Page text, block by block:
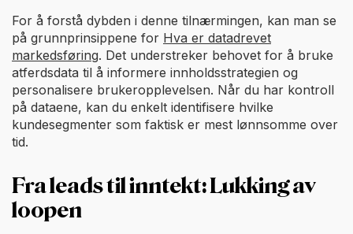
For å forstå dybden i denne tilnærmingen, kan man se
på grunnprinsippene for Hva er datadrevet
markedsføring. Det understreker behovet for å bruke
atferdsdata til å informere innholdsstrategien og
personalisere brukeropplevelsen. Når du har kontroll
på dataene, kan du enkelt identifisere hvilke
kundesegmenter som faktisk er mest lønnsomme over
tid.
Fra leads til inntekt: Lukking av
loopen